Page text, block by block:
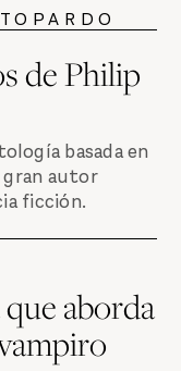
de Philip
basada en
gran autor
ficción.
aborda